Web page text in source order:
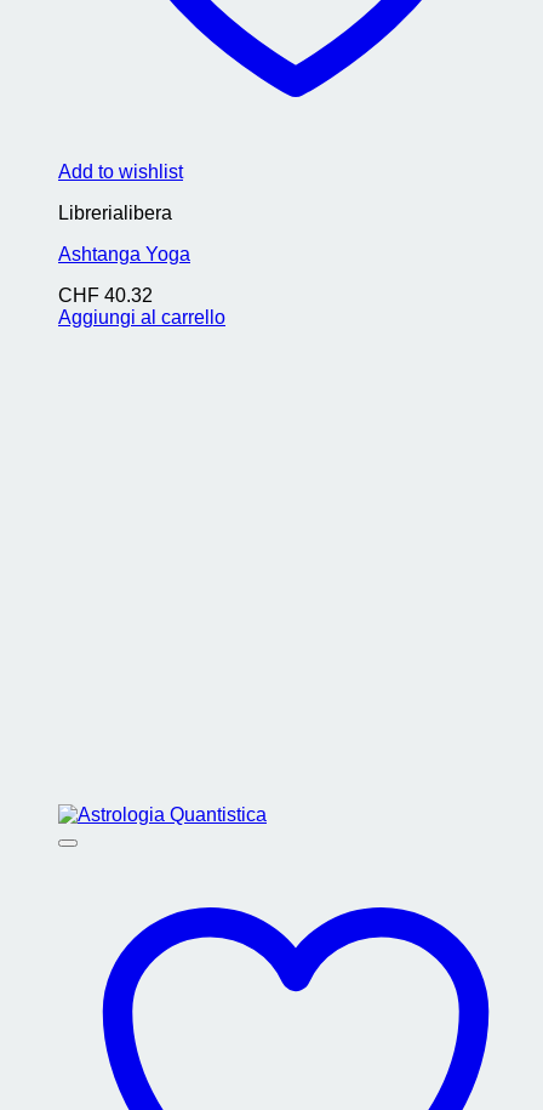
Add to wishlist
Librerialibera
Ashtanga Yoga
CHF 40.32
Aggiungi al carrello